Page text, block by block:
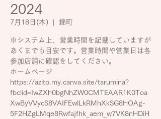
2024
7月18日(木) 錦町
※システム上、営業時間を記載していますが
あくまでも目安です。営業時間や営業日は各
参加店舗に確認をしてください。
ホームページ
https://azito.my.canva.site/tarumina?
fbclid=IwZXh0bgNhZW0CMTEAAR1K0Toa
XwByVVycS8VAIFEwlLkRMhXkSG8HOAg-
5F2HZgLMqe8Rwfajfhk_aem_w7VK8nHDiH